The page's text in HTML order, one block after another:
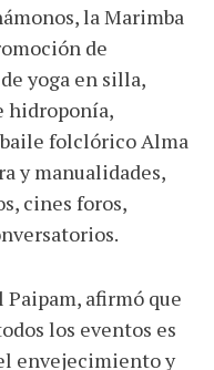
la Marimba
de
yoga en silla,
hidroponía,
folclórico Alma
y manualidades,
cines foros,
afirmó que
los eventos es
envejecimiento y